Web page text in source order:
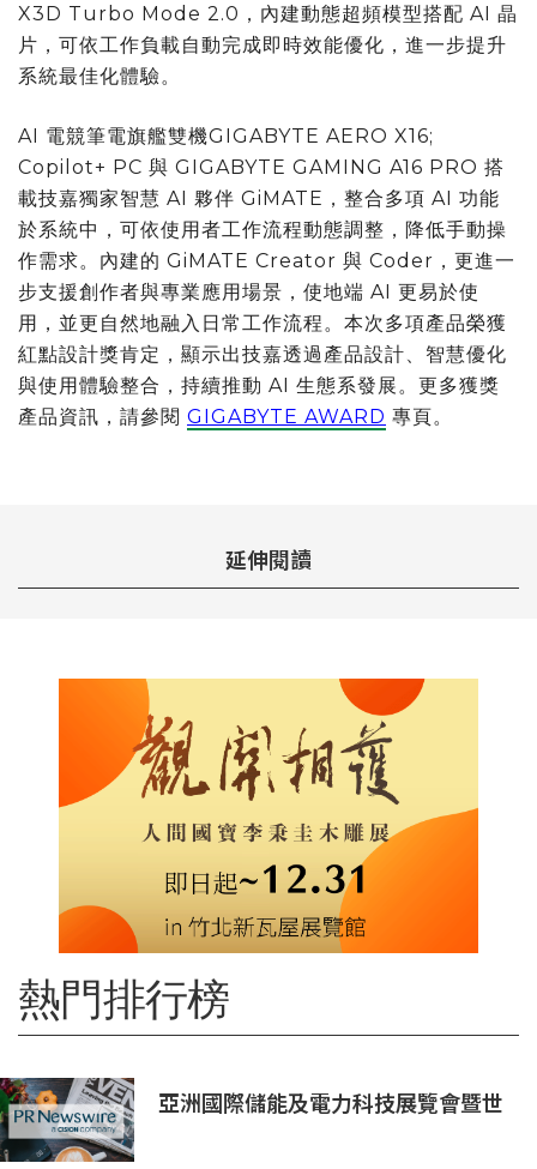
X3D Turbo Mode 2.0，內建動態超頻模型搭配 AI 晶
片，可依工作負載自動完成即時效能優化，進一步提升
系統最佳化體驗。
AI 電競筆電旗艦雙機GIGABYTE AERO X16;
Copilot+ PC 與 GIGABYTE GAMING A16 PRO 搭
載技嘉獨家智慧 AI 夥伴 GiMATE，整合多項 AI 功能
於系統中，可依使用者工作流程動態調整，降低手動操
作需求。內建的 GiMATE Creator 與 Coder，更進一
步支援創作者與專業應用場景，使地端 AI 更易於使
用，並更自然地融入日常工作流程。本次多項產品榮獲
紅點設計獎肯定，顯示出技嘉透過產品設計、智慧優化
與使用體驗整合，持續推動 AI 生態系發展。更多獲獎
產品資訊，請參閱 GIGABYTE AWARD 專頁。
延伸閱讀
熱門排行榜
亞洲國際儲能及電力科技展覽會暨世